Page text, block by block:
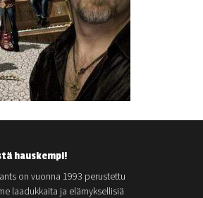
hauskempi!
on vuonna 1993 perustettu
laadukkaita ja elämyksellisiä